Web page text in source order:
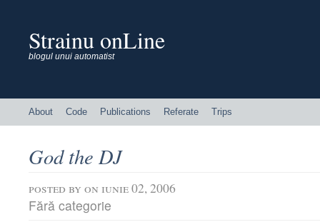
Strainu onLine
blogul unui automatist
About Code Publications Referate Trips
God the DJ
posted by on iunie 02, 2006
Fără categorie